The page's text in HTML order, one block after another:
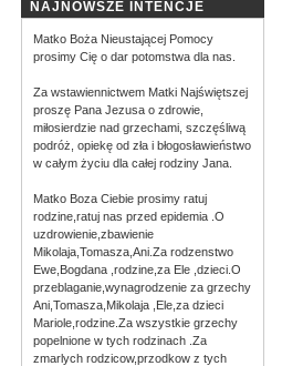
NAJNOWSZE INTENCJE
Matko Boża Nieustającej Pomocy
prosimy Cię o dar potomstwa dla nas.
Za wstawiennictwem Matki Najświętszej
proszę Pana Jezusa o zdrowie,
miłosierdzie nad grzechami, szczęśliwą
podróż, opiekę od zła i błogosławieństwo
w całym życiu dla całej rodziny Jana.
Matko Boza Ciebie prosimy ratuj
rodzine,ratuj nas przed epidemia .O
uzdrowienie,zbawienie
Mikolaja,Tomasza,Ani.Za rodzenstwo
Ewe,Bogdana ,rodzine,za Ele ,dzieci.O
przeblaganie,wynagrodzenie za grzechy
Ani,Tomasza,Mikolaja ,Ele,za dzieci
Mariole,rodzine.Za wszystkie grzechy
popelnione w tych rodzinach .Za
zmarlych rodzicow,przodkow z tych